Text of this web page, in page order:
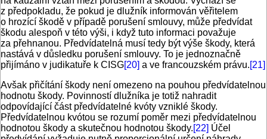
z předpokladu, že pokud je dlužník informován věřitelem
o hrozící škodě v případě porušení smlouvy, může předvídat
škodu alespoň v této výši, i když tuto informaci považuje
za přehnanou. Předvídatelná musí tedy být výše škody, která
nastává v důsledku porušení smlouvy. To je jednoznačně
přijímáno v judikatuře k CISG[20] a ve francouzském právu.[21]
Avšak přičítání škody není omezeno na pouhou předvídatelnou
hodnotu škody. Povinností dlužníka je totiž nahradit
odpovídající část předvídatelné kvóty vzniklé škody.
Předvídatelnou kvótou se rozumí poměr mezi předvídatelnou
hodnotou škody a skutečnou hodnotou škody.[22] Účel